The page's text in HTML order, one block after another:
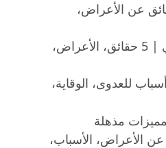
| 7 حقائق عن الأعراض،
أورام العصب السمعي | 5 حقائق، الأعراض،
العصيات الراكدة | 6 أسباب للعدوى، الوقاية،
| 5 حقائق عن الأعراض، الأسباب،